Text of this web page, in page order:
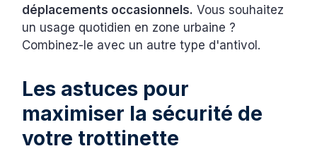
déplacements occasionnels. Vous souhaitez
un usage quotidien en zone urbaine ?
Combinez-le avec un autre type d'antivol.
Les astuces pour
maximiser la sécurité de
votre trottinette